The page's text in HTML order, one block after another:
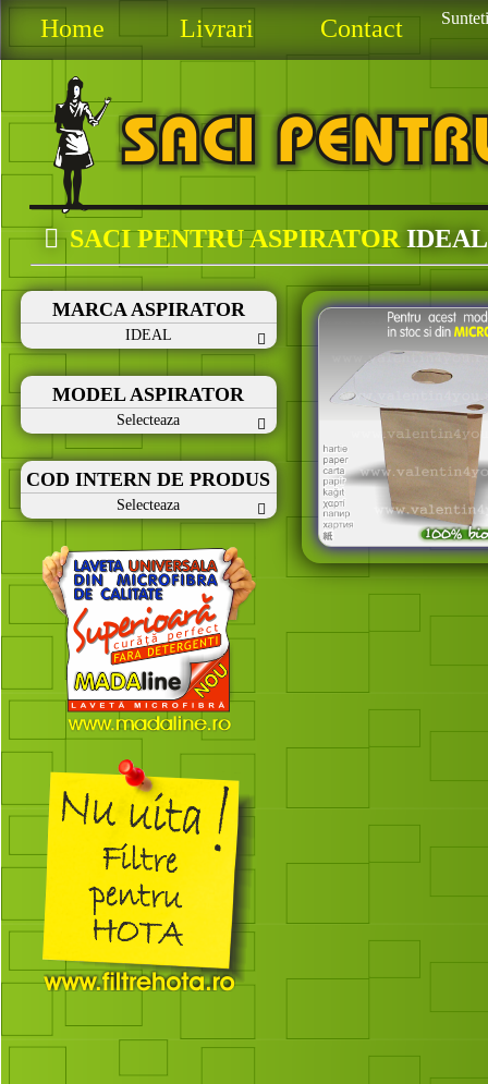
Home Livrari Contact
SACI PENTRU ASPIRATOR IDEAL
MARCA ASPIRATOR
IDEAL
MODEL ASPIRATOR
Selecteaza
COD INTERN DE PRODUS
Selecteaza